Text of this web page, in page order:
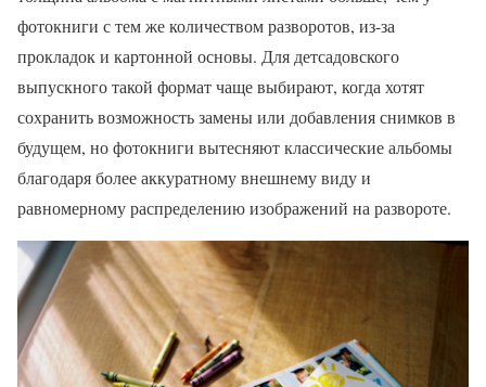
фотокниги с тем же количеством разворотов, из-за
прокладок и картонной основы. Для детсадовского
выпускного такой формат чаще выбирают, когда хотят
сохранить возможность замены или добавления снимков в
будущем, но фотокниги вытесняют классические альбомы
благодаря более аккуратному внешнему виду и
равномерному распределению изображений на развороте.